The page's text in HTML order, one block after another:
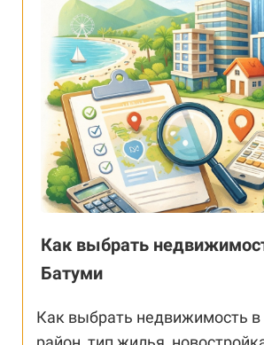
Как выбрать
Батуми
Как выбрать недвижимость в